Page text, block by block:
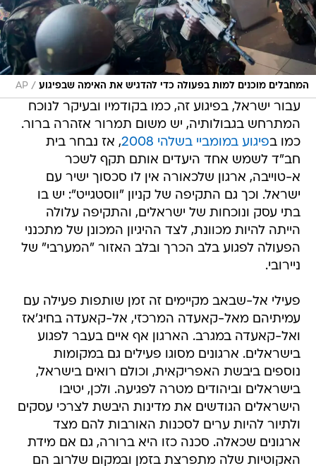
המחבלים מוכנים למות בפעולה כדי להדגיש את האימה שבפיגוע /
AP
עבור ישראל, בפיגוע זה, כמו בקודמיו ובעיקר לנוכח
המתרחש בגבולותיה, יש משום תמרור אזהרה ברור.
כמו בפיגוע במומביי בשלהי 2008
, אז נבחר בית
חב"ד לשמש אחד היעדים אותם תקף לשכר
א-טוייבה, ארגון שלכאורה אין לו סכסוך ישיר עם
ישראל. וכך גם התקיפה של קניון "ווסטגייט": יש בו
בתי עסק ונוכחות של ישראלים, והתקיפה עלולה
הייתה להיות מכוונת, לצד ההיגיון המכונן של מתכנני
הפעולה לפגוע בלב הכרך ובלב האזור "המערבי" של
ניירובי.
פעילי אל-שבאב מקיימים זה זמן שותפות פעילה עם
עמיתיהם מאל-קאעדה המרכזי, אל-קאעדה בחיג'אז
ואל-קאעדה במגרב. הארגון אף איים בעבר לפגוע
בישראלים. ארגונים מסוגו פעילים גם במקומות
נוספים ביבשת האפריקאית, וכולם רואים בישראל,
בישראלים וביהודים מטרה לפגיעה. ולכן, יטיבו
הישראלים הגודשים את מדינות היבשת לצרכי עסקים
ולתיור להיות ערים לסכנות האורבות להם מצד
ארגונים שכאלה. סכנה כזו היא ברורה, גם אם מידת
האקוטיות שלה מתפרצת בזמן ובמקום שלרוב הם